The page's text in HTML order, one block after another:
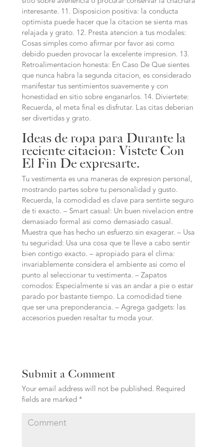
interesante. 11. Disposicion positiva: la conducta
optimista puede hacer que la citacion se sienta mas
relajada y grato. 12. Presta atencion a tus modales:
Cosas simples como afirmar por favor asi­ como
debido pueden provocar la excelente impresion. 13.
Retroalimentacion honesta: En Caso De Que sientes
que nunca habra la segunda citacion, es considerado
manifestar tus sentimientos suavemente y con
honestidad en sitio sobre enganarlos. 14. Diviertete:
Recuerda, el meta final es disfrutar. Las citas deberian
ser divertidas y grato.
Ideas de ropa para Durante la
reciente citacion: Vistete Con
El Fin De expresarte.
Tu vestimenta es una maneras de expresion personal,
mostrando partes sobre tu personalidad y gusto.
Recuerda, la comodidad es clave para sentirte seguro
de ti exacto. – Smart casual: Un buen nivelacion entre
demasiado formal asi­ como demasiado casual.
Muestra que has hecho un esfuerzo sin exagerar. – Usa
tu seguridad: Usa una cosa que te lleve a cabo sentir
bien contigo exacto. – apropiado para el clima:
invariablemente considera el ambiente asi­ como el
punto al seleccionar tu vestimenta. – Zapatos
comodos: Especialmente si vas an andar a pie o estar
parado por bastante tiempo. La comodidad tiene
que ser una preponderancia. – Agrega gadgets: las
accesorios pueden resaltar tu moda your.
Submit a Comment
Your email address will not be published. Required
fields are marked *